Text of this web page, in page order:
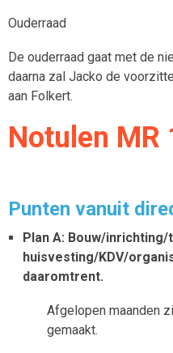
Ouderraad
De ouderraad gaat met de
daarna zal Jacko de
aan Folkert.
Notulen MR
Punten vanuit
Plan A: Bouw/
huisvesting/KDV/
daaromtrent.
Afgelopen maanden
gemaakt.